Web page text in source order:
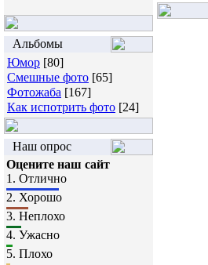
Альбомы
Юмор [80]
Смешные фото [65]
Фотожаба [167]
Как испотрить фото [24]
Наш опрос
Оцените наш сайт
1. Отлично
2. Хорошо
3. Неплохо
4. Ужасно
5. Плохо